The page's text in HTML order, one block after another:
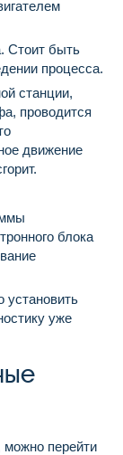
Стоит быть
процесса.
станции,
проводится
движение
блока
уже
можно перейти